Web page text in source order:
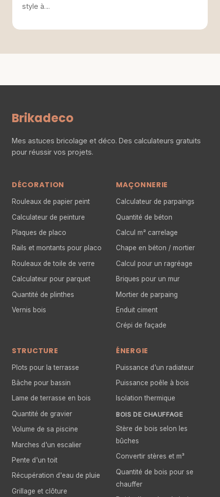
style à…
Brikadeco
Mes astuces bricolage et déco. Des calculateurs gratuits
pour réussir vos projets.
DÉCORATION
Rouleaux de papier peint
Calculateur de peinture
Plaques de placo
Rails et montants pour placo
Rouleaux de toile de verre
Calculateur pour parquet
Quantité de plinthes
Vernis bois
MAÇONNERIE
Calculateur de parpaings
Quantité de béton
Calcul m² carrelage
Chape en béton / mortier
Calcul pour un ragréage
Briques pour un mur
Mortier de parpaing
Enduit ciment
Crépi de façade
STRUCTURE
Plots pour la terrasse
Bâche pour bassin
Lame de terrasse en bois
Quantité de gravier
Volume de sa piscine
Marches d'un escalier
Pente d'un toit
Récupération d'eau de pluie
Grillage et clôture
ÉNERGIE
Puissance d'un radiateur
Puissance poêle à bois
Isolation thermique
BOIS DE CHAUFFAGE
Stère de bois selon les
bûches
Convertir stères et m³
Quantité de bois pour se
chauffer